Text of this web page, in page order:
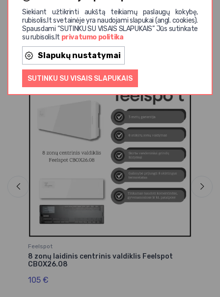
Siekiant užtikrinti aukštą teikiamų paslaugų kokybę,
rubisolis.lt svetainėje yra naudojami slapukai (angl. cookies).
Spausdami “SUTINKU SU VISAIS SLAPUKAIS” Jūs sutinkate
su rubisolis.lt privatumo politika
Slapukų nustatymai
SUTINKU SU VISAIS SLAPUKAIS
Panašios prekės
Feelspot
8 zonų laidinis centrinis valdiklis Feelspot
CBOX26.08
105 €